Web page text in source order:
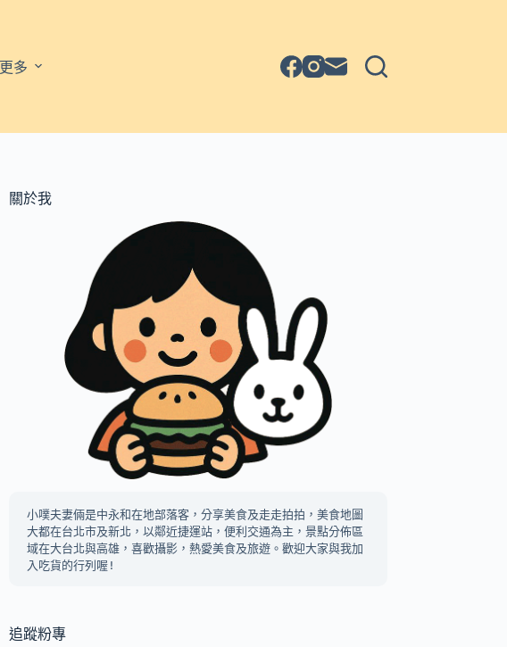
更多
關於我
小噗夫妻倆是中永和在地部落客，分享美食及走走拍拍，美食地圖
大都在台北市及新北，以鄰近捷運站，便利交通為主，景點分佈區
域在大台北與高雄，喜歡攝影，熱愛美食及旅遊。歡迎大家與我加
入吃貨的行列喔!
追蹤粉專